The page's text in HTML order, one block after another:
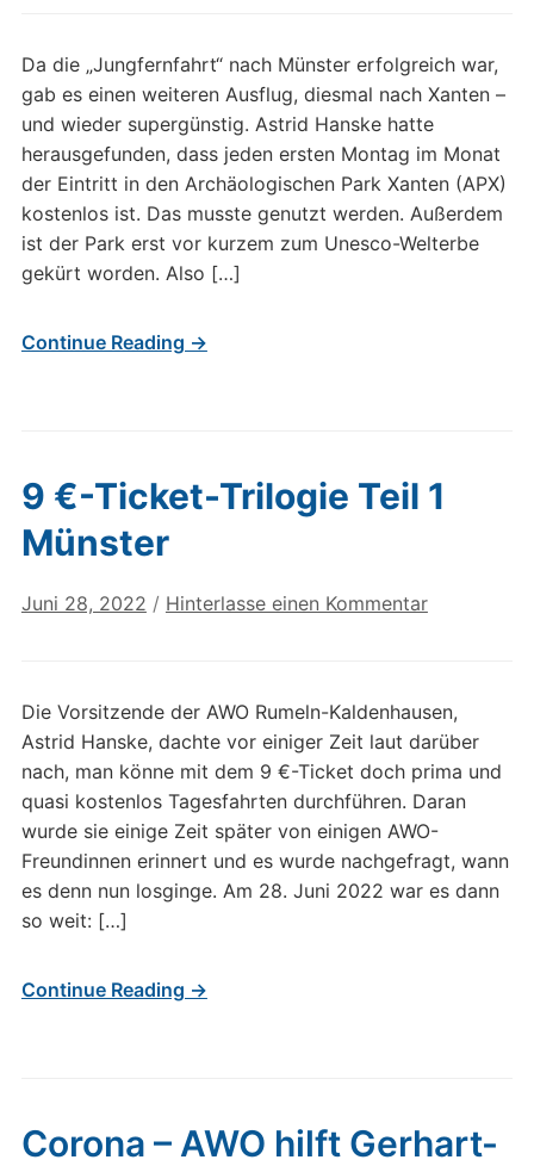
Da die „Jungfernfahrt“ nach Münster erfolgreich war,
gab es einen weiteren Ausflug, diesmal nach Xanten –
und wieder supergünstig. Astrid Hanske hatte
herausgefunden, dass jeden ersten Montag im Monat
der Eintritt in den Archäologischen Park Xanten (APX)
kostenlos ist. Das musste genutzt werden. Außerdem
ist der Park erst vor kurzem zum Unesco-Welterbe
gekürt worden. Also […]
Continue Reading →
9 €-Ticket-Trilogie Teil 1
Münster
Juni 28, 2022 / Hinterlasse einen Kommentar
Die Vorsitzende der AWO Rumeln-Kaldenhausen,
Astrid Hanske, dachte vor einiger Zeit laut darüber
nach, man könne mit dem 9 €-Ticket doch prima und
quasi kostenlos Tagesfahrten durchführen. Daran
wurde sie einige Zeit später von einigen AWO-
Freundinnen erinnert und es wurde nachgefragt, wann
es denn nun losginge. Am 28. Juni 2022 war es dann
so weit: […]
Continue Reading →
Corona – AWO hilft Gerhart-